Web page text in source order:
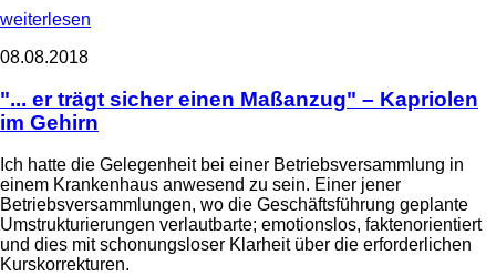
weiterlesen
08.08.2018
"... er trägt sicher einen Maßanzug" – Kapriolen
im Gehirn
Ich hatte die Gelegenheit bei einer Betriebsversammlung in
einem Krankenhaus anwesend zu sein. Einer jener
Betriebsversammlungen, wo die Geschäftsführung geplante
Umstrukturierungen verlautbarte; emotionslos, faktenorientiert
und dies mit schonungsloser Klarheit über die erforderlichen
Kurskorrekturen.